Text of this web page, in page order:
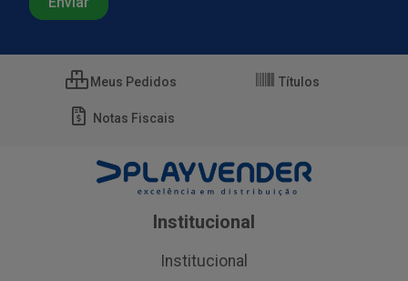
Meus Pedidos Títulos
Notas Fiscais
Institucional
Institucional